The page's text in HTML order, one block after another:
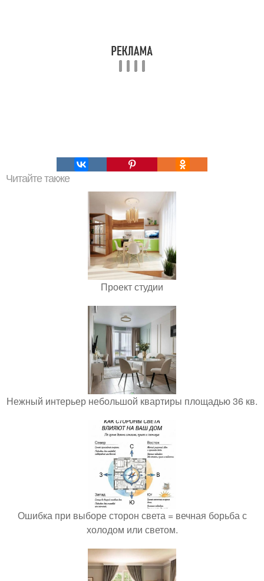
Читайте также
Проект студии
Нежный интерьер небольшой квартиры площадью 36 кв.
Ошибка при выборе сторон света = вечная борьба с
холодом или светом.